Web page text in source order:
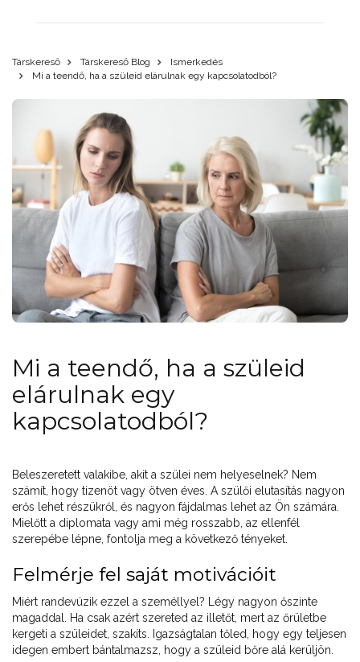
Társkereső Társkereső Blog
Ismerkedés
Mi a teendő, ha a szüleid elárulnak egy kapcsolatodból?
Mi a teendő, ha a szüleid
elárulnak egy
kapcsolatodból?
Beleszeretett valakibe, akit a szülei nem helyeselnek? Nem
számít, hogy tizenöt vagy ötven éves. A szülői elutasítás nagyon
erős lehet részükről, és nagyon fájdalmas lehet az Ön számára.
Mielőtt a diplomata vagy ami még rosszabb, az ellenfél
szerepébe lépne, fontolja meg a következő tényeket.
Felmérje fel saját motivációit
Miért randevúzik ezzel a személlyel? Légy nagyon őszinte
magaddal. Ha csak azért szereted az illetőt, mert az őrületbe
kergeti a szüleidet, szakíts. Igazságtalan tőled, hogy egy teljesen
idegen embert bántalmazsz, hogy a szüleid bőre alá kerüljön.